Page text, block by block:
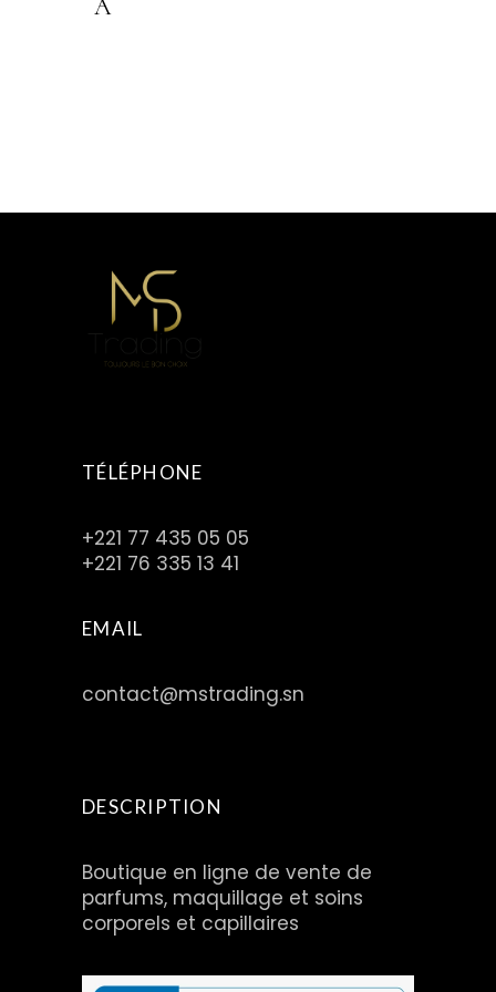
A
TÉLÉPHONE
+221 77 435 05 05
+221 76 335 13 41
EMAIL
contact@mstrading.sn
DESCRIPTION
Boutique en ligne de vente de
parfums, maquillage et soins
corporels et capillaires